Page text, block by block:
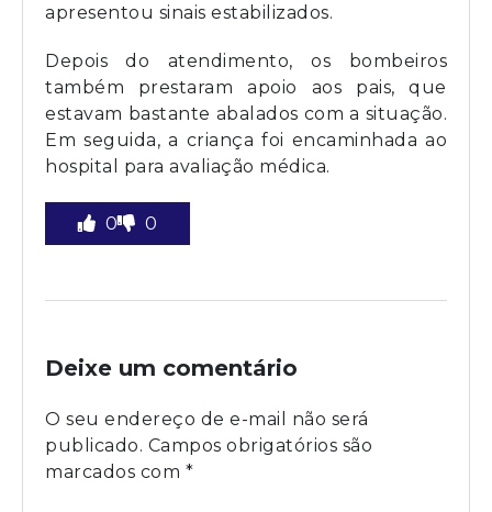
apresentou sinais estabilizados.
Depois do atendimento, os bombeiros
também prestaram apoio aos pais, que
estavam bastante abalados com a situação.
Em seguida, a criança foi encaminhada ao
hospital para avaliação médica.
0 0
Deixe um comentário
O seu endereço de e-mail não será
publicado. Campos obrigatórios são
marcados com *